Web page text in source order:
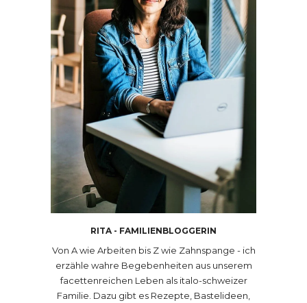
RITA - FAMILIENBLOGGERIN
Von A wie Arbeiten bis Z wie Zahnspange - ich
erzähle wahre Begebenheiten aus unserem
facettenreichen Leben als italo-schweizer
Familie. Dazu gibt es Rezepte, Bastelideen,